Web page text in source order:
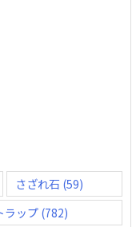
さざれ石 (59)
ラップ(782)